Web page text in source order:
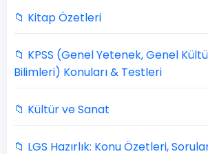
📁 Kitap Özetleri
📁 KPSS (Genel Yetenek, Genel
Bilimleri) Konuları & Testleri
📁 Kültür ve Sanat
📁 LGS Hazırlık: Konu Özetleri,